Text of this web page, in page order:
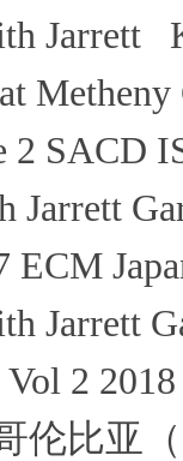
Jarrett
2 SACD
Jarrett
ECM
Jarrett
2
伦比亚